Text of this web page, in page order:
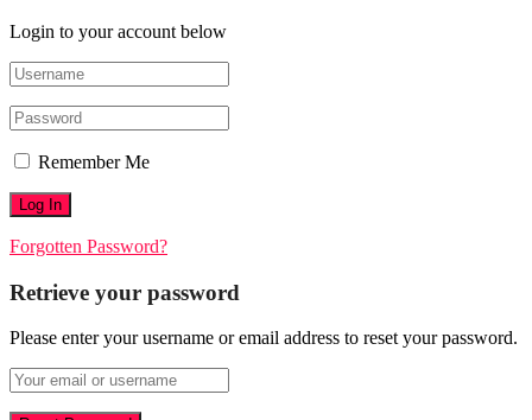
Login to your account below
Remember Me
Forgotten Password?
Retrieve your password
Please enter your username or email address to reset your password.